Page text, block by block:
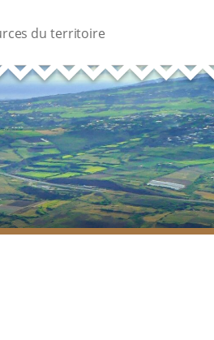
du territoire